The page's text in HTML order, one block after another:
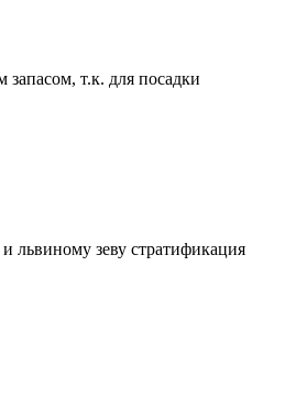
запасом, т.к. для посадки
львиному зеву стратификация